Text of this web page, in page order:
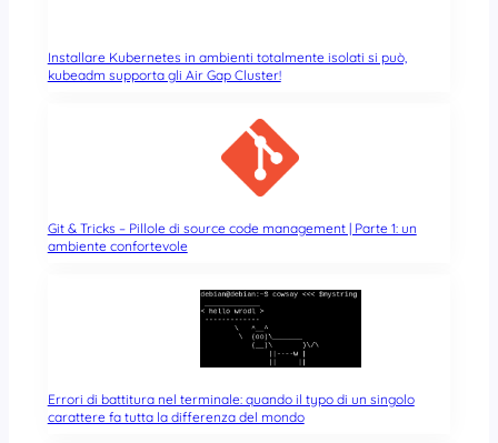
Installare Kubernetes in ambienti totalmente isolati si può,
kubeadm supporta gli Air Gap Cluster!
Git & Tricks – Pillole di source code management | Parte 1: un
ambiente confortevole
Errori di battitura nel terminale: quando il typo di un singolo
carattere fa tutta la differenza del mondo